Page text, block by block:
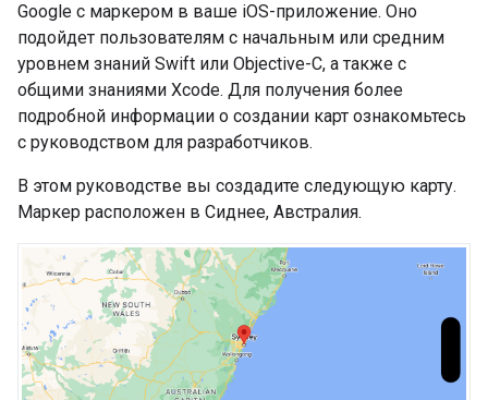
Google с маркером в ваше iOS-приложение. Оно
подойдет пользователям с начальным или средним
уровнем знаний Swift или Objective-C, а также с
общими знаниями Xcode. Для получения более
подробной информации о создании карт ознакомьтесь
с руководством для разработчиков.
В этом руководстве вы создадите следующую карту.
Маркер расположен в Сиднее, Австралия.